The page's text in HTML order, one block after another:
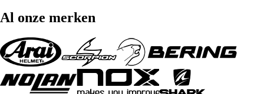
Al onze merken